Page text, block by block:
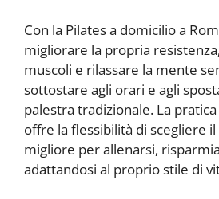
Con la Pilates a domicilio a
migliorare la propria
muscoli e rilassare la mente
sottostare agli orari e agli
palestra tradizionale. La
offre la flessibilità di scegliere
migliore per allenarsi,
adattandosi al proprio stile di